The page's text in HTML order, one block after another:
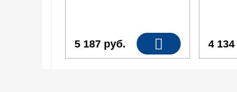
5 187 руб. 4 134